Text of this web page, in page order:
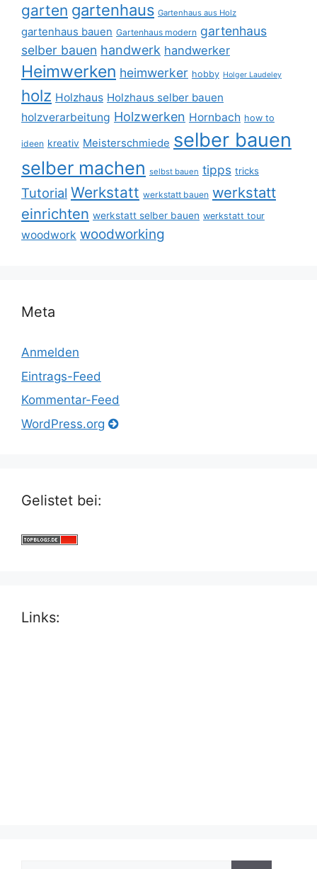
garten gartenhaus Gartenhaus aus Holz
gartenhaus bauen Gartenhaus modern gartenhaus
selber bauen handwerk handwerker
Heimwerken heimwerker hobby Holger Laudeley
holz Holzhaus Holzhaus selber bauen
holzverarbeitung Holzwerken Hornbach how to
ideen kreativ Meisterschmiede selber bauen
selber machen selbst bauen tipps tricks
Tutorial Werkstatt werkstatt bauen werkstatt
einrichten werkstatt selber bauen werkstatt tour
woodwork woodworking
Meta
Anmelden
Eintrags-Feed
Kommentar-Feed
WordPress.org
Gelistet bei:
Links: